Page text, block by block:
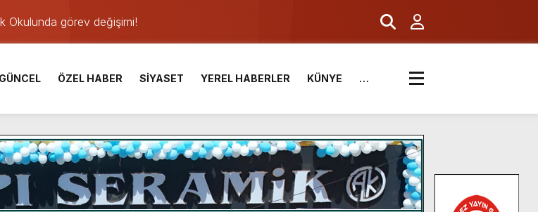
Okulunda görev değişimi!
başvurularında son gün 7 Ağustos.
Tamamlandı.
Şenlendi.
güçlenerek ilerliyor.
Alacak.
Şehitlerinin Aileleriyle Bir Araya Geldi.
GÜNCEL ÖZEL HABER SİYASET YEREL HABERLER KÜNYE …